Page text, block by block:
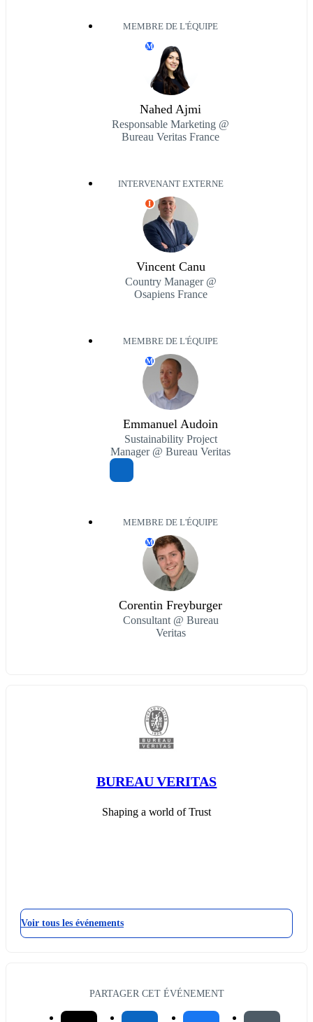
MEMBRE DE L'ÉQUIPE
M
Nahed Ajmi
Responsable Marketing @
Bureau Veritas France
INTERVENANT EXTERNE
I
Vincent Canu
Country Manager @
Osapiens France
MEMBRE DE L'ÉQUIPE
M
Emmanuel Audoin
Sustainability Project
Manager @ Bureau Veritas
MEMBRE DE L'ÉQUIPE
M
Corentin Freyburger
Consultant @ Bureau
Veritas
BUREAU VERITAS
Shaping a world of Trust
Voir tous les événements
PARTAGER CET ÉVÉNEMENT